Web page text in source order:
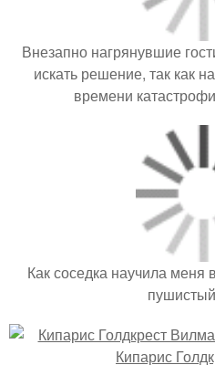
Внезапно нагрянувшие
искать решение, так как
времени
Как соседка научила